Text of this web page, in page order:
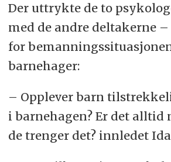
Der uttrykte de to
med de andre deltakerne
for
barnehager:
– Opplever barn
i barnehagen? Er det alltid
de trenger det? innledet